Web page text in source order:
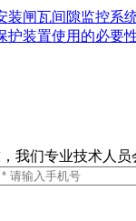
装闸瓦间隙监控系
护装置使用的必要
我们专业技术人